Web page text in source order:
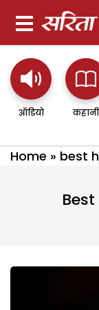
ऑडियो कहानी
Home » best